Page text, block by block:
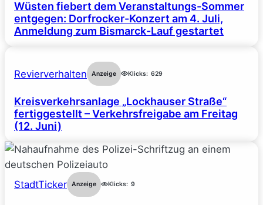
Wüsten fiebert dem Veranstaltungs-Sommer
entgegen: Dorfrocker-Konzert am 4. Juli,
Anmeldung zum Bismarck-Lauf gestartet
Revierverhalten Anzeige Klicks: 629
Kreisverkehrsanlage „Lockhauser Straße“
fertiggestellt – Verkehrsfreigabe am Freitag
(12. Juni)
StadtTicker Anzeige Klicks: 9